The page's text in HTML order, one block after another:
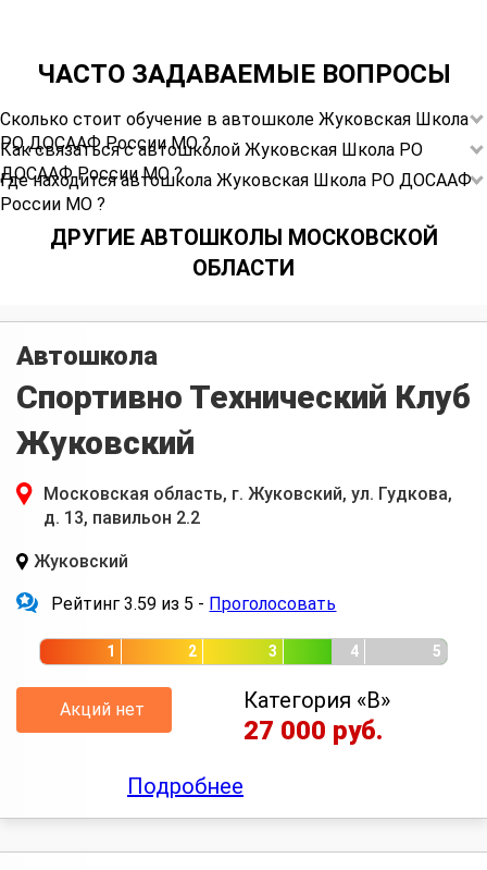
ЧАСТО ЗАДАВАЕМЫЕ ВОПРОСЫ
Сколько стоит обучение в автошколе Жуковская Школа
РО ДОСААФ России МО ?
Как связаться с автошколой Жуковская Школа РО
ДОСААФ России МО ?
Где находится автошкола Жуковская Школа РО ДОСААФ
России МО ?
ДРУГИЕ АВТОШКОЛЫ МОСКОВСКОЙ
ОБЛАСТИ
Автошкола
Спортивно Технический Клуб
Жуковский
Московская область, г. Жуковский, ул. Гудкова,
д. 13, павильон 2.2
Жуковский
Рейтинг 3.59 из 5 - Проголосовать
1 2 3 4 5
Акций нет Категория «B»
27 000 руб.
Подробнее